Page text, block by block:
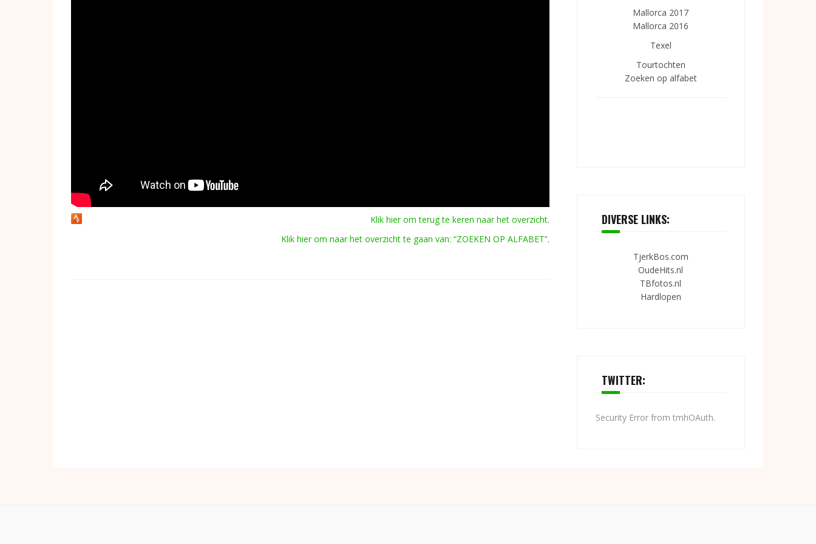
Klik hier om terug te keren naar het overzicht.
Klik hier om naar het overzicht te gaan van: “ZOEKEN OP ALFABET”.
Mallorca 2017
Mallorca 2016
Texel
Tourtochten
Zoeken op alfabet
DIVERSE LINKS:
TjerkBos.com
OudeHits.nl
TBfotos.nl
Hardlopen
TWITTER:
Security Error from tmhOAuth.